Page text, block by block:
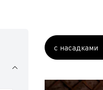
с насадками